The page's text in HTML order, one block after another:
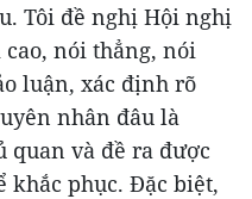
Tôi đề nghị Hội nghị
nói thẳng, nói
luận, xác định rõ
nhân đâu là
quan và đề ra được
khắc phục. Đặc biệt,